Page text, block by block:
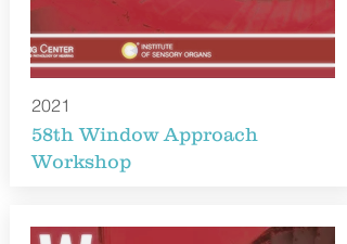
2021
58th Window Approach
Workshop